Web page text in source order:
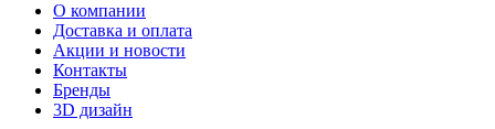
О компании
Доставка и оплата
Акции и новости
Контакты
Бренды
3D дизайн